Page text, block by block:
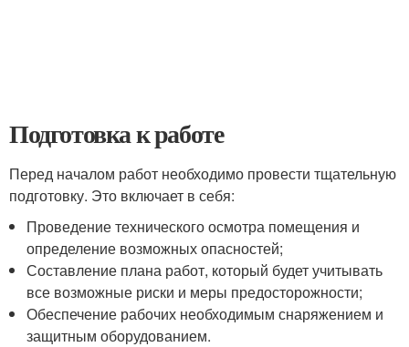
Подготовка к работе
Перед началом работ необходимо провести тщательную
подготовку. Это включает в себя:
Проведение технического осмотра помещения и
определение возможных опасностей;
Составление плана работ, который будет учитывать
все возможные риски и меры предосторожности;
Обеспечение рабочих необходимым снаряжением и
защитным оборудованием.